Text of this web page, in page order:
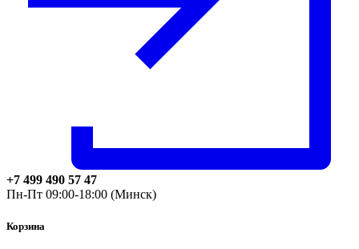
+7 499 490 57 47
Пн-Пт 09:00-18:00 (Минск)
Корзина